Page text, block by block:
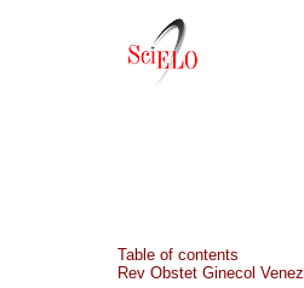
Table of contents
Rev Obstet Ginecol